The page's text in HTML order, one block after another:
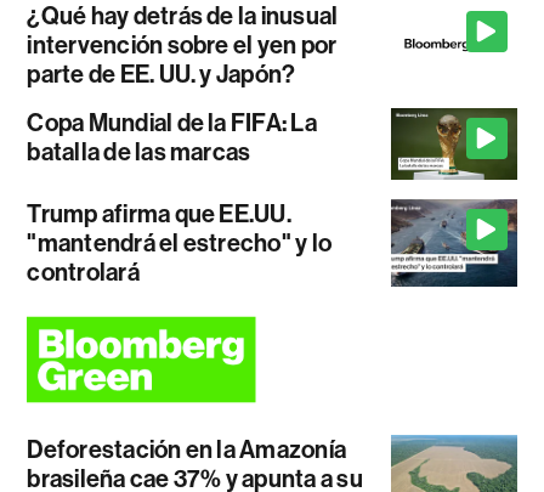
¿Qué hay detrás de la inusual
intervención sobre el yen por
parte de EE. UU. y Japón?
Copa Mundial de la FIFA: La
batalla de las marcas
Trump afirma que EE.UU.
"mantendrá el estrecho" y lo
controlará
Deforestación en la Amazonía
brasileña cae 37% y apunta a su